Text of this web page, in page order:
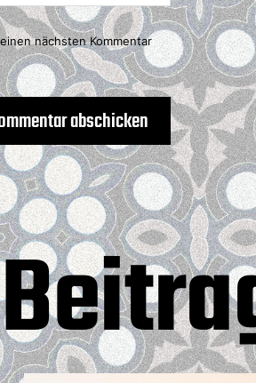
nächsten Kommentar